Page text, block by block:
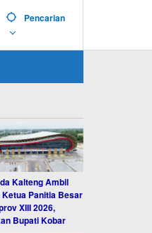
Pencarian
Kalteng Ambil
Panitia Besar
XIII 2026,
Bupati Kobar